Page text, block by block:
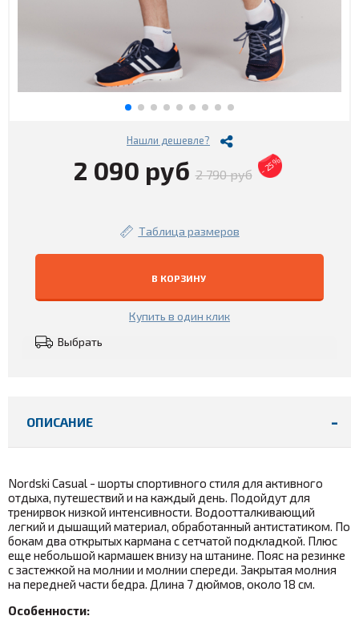
Нашли дешевле?
2 090 руб 2 790 руб - 25%
Таблица размеров
В КОРЗИНУ
Купить в один клик
Выбрать
ОПИСАНИЕ
Nordski Casual - шорты спортивного стиля для активного
отдыха, путешествий и на каждый день. Подойдут для
тренирвок низкой интенсивности. Водоотталкивающий
легкий и дышащий материал, обработанный антистатиком. По
бокам два открытых кармана с сетчатой подкладкой. Плюс
еще небольшой кармашек внизу на штанине. Пояс на резинке
с застежкой на молнии и молнии спереди. Закрытая молния
на передней части бедра. Длина 7 дюймов, около 18 см.
Особенности: